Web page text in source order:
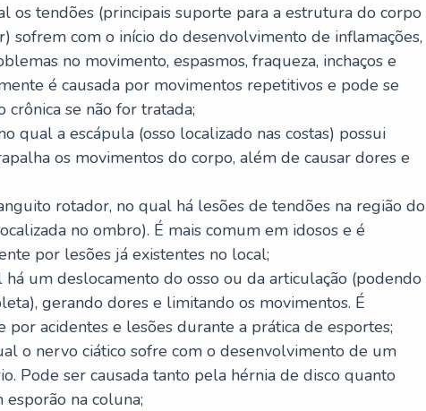
os tendões (principais suporte para a estrutura do corpo
sofrem com o início do desenvolvimento de inflamações,
no movimento, espasmos, fraqueza, inchaços e
é causada por movimentos repetitivos e pode se
crônica se não for tratada;
qual a escápula (osso localizado nas costas) possui
os movimentos do corpo, além de causar dores e
rotador, no qual há lesões de tendões na região do
no ombro). É mais comum em idosos e é
por lesões já existentes no local;
há um deslocamento do osso ou da articulação (podendo
gerando dores e limitando os movimentos. É
por acidentes e lesões durante a prática de esportes;
o nervo ciático sofre com o desenvolvimento de um
Pode ser causada tanto pela hérnia de disco quanto
na coluna;